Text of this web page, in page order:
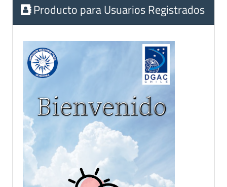
Producto para Usuarios Registrados